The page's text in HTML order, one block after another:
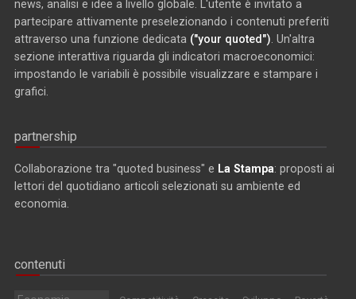
news, analisi e idee a livello globale. L'utente è invitato a
partecipare attivamente preselezionando i contenuti preferiti
attraverso una funzione dedicata ("your quoted") . Un'altra
sezione interattiva riguarda gli indicatori macroeconomici:
impostando le variabili è possibile visualizzare e stampare i
grafici.
partnership
Collaborazione tra "quoted business" e La Stampa: proposti ai
lettori del quotidiano articoli selezionati su ambiente ed
economia.
contenuti